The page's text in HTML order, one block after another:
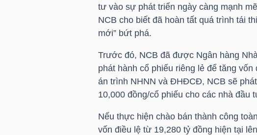
tư vào sự phát triển ngày càng mạnh
NCB cho biết đã hoàn tất quá trình tái
mới” bứt phá.
Trước đó, NCB đã được Ngân hàng
phát hành cổ phiếu riêng lẻ để tăng
án trình NHNN và ĐHĐCĐ, NCB sẽ
10,000 đồng/cổ phiếu cho các nhà đầu
Nếu thực hiện chào bán thành công
vốn điều lệ từ 19,280 tỷ đồng hiện tại